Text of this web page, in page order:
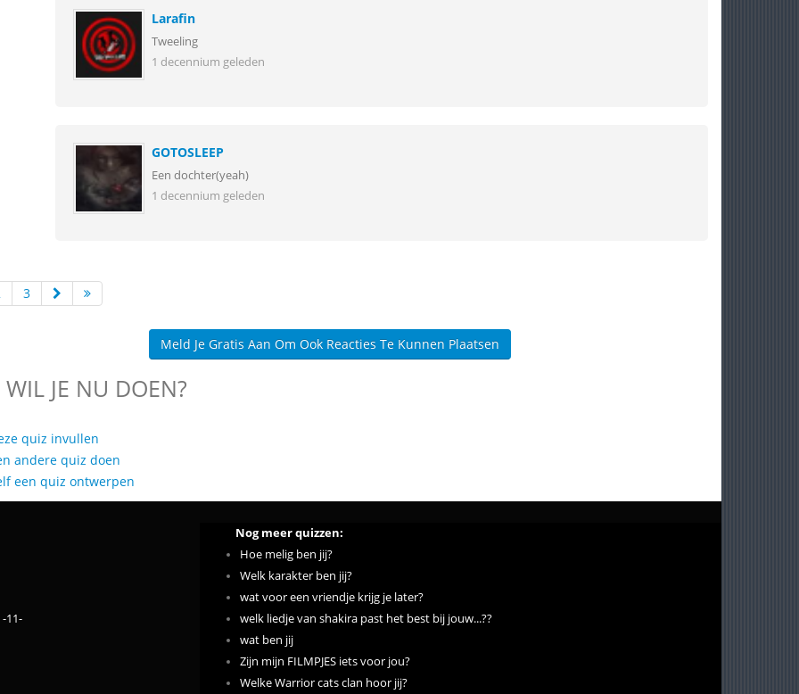
Larafin
Tweeling
1 decennium geleden
GOTOSLEEP
Een dochter(yeah)
1 decennium geleden
3
Meld Je Gratis Aan Om Ook Reacties Te Kunnen Plaatsen
JE NU DOEN?
quiz invullen
andere quiz doen
een quiz ontwerpen
11-
Nog meer quizzen:
Hoe melig ben jij?
Welk karakter ben jij?
wat voor een vriendje krijg je later?
welk liedje van shakira past het best bij jouw...??
wat ben jij
Zijn mijn FILMPJES iets voor jou?
Welke Warrior cats clan hoor jij?